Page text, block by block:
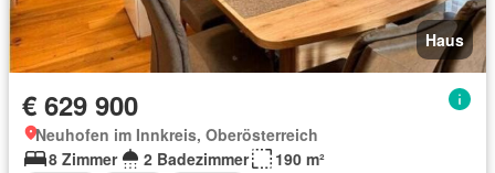
Haus
€ 629 900
Neuhofen im Innkreis, Oberösterreich
8 Zimmer
2 Badezimmer
190 m²